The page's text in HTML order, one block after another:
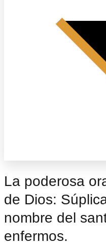
La poderosa
de Dios:
nombre del
enfermos.